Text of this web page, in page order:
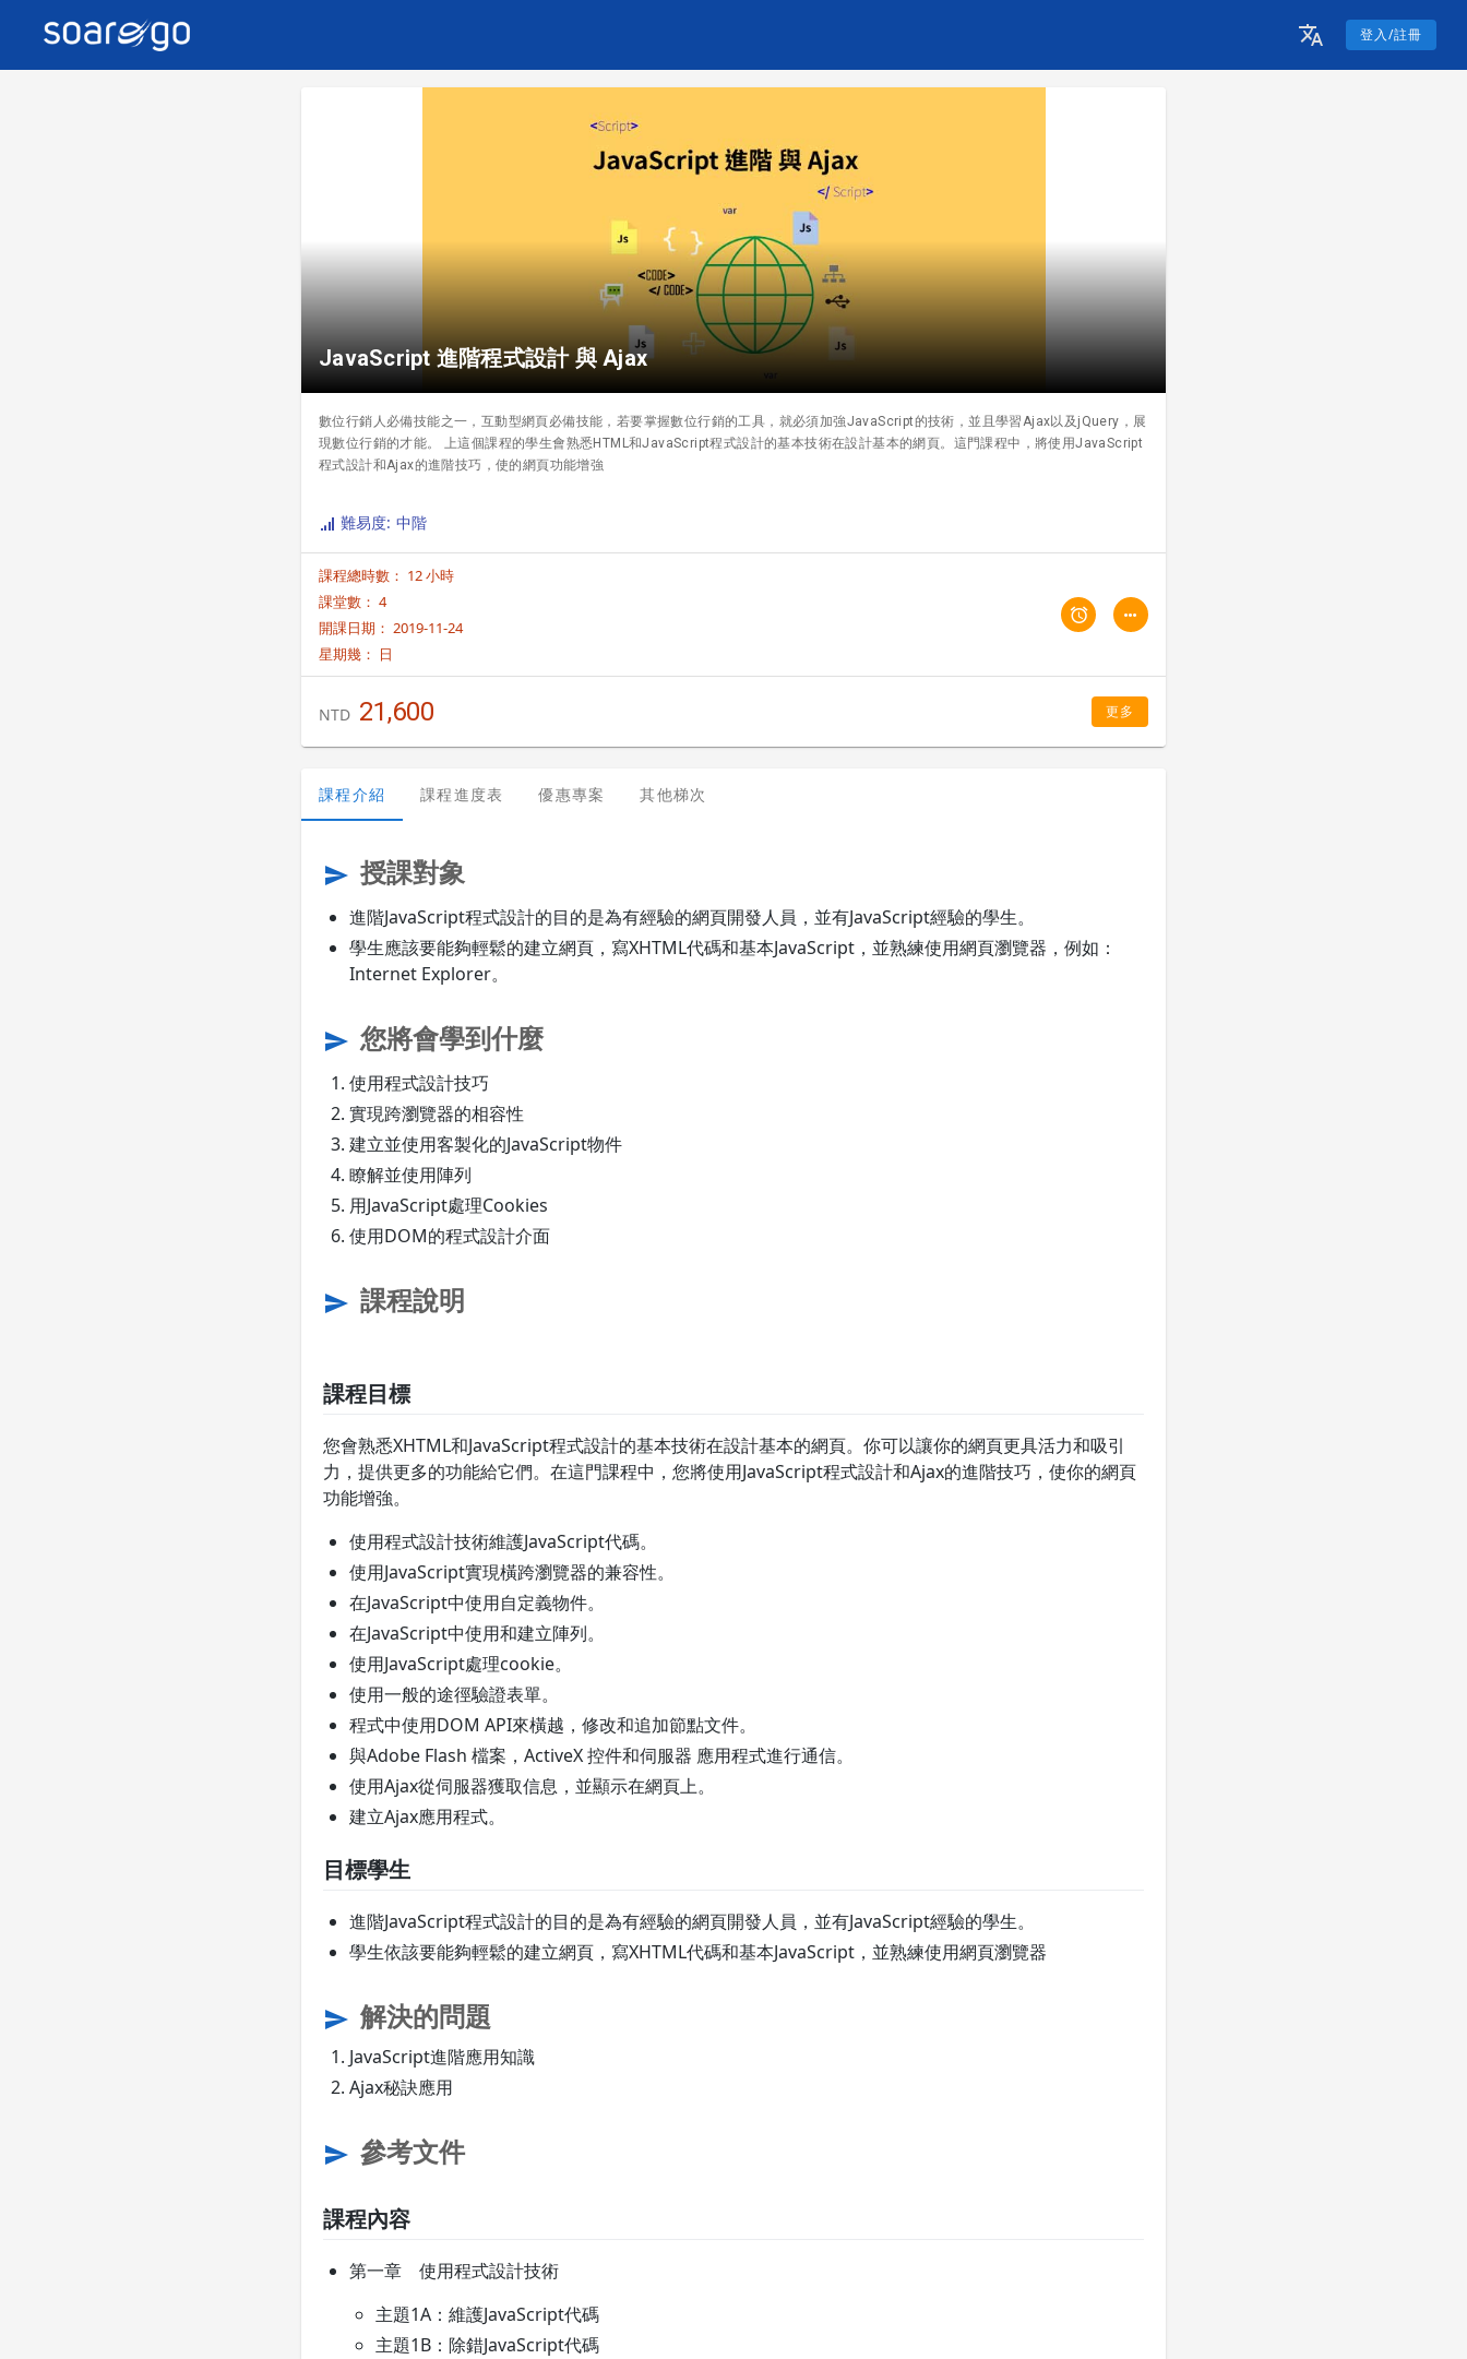
登入/註冊
JavaScript 進階程式設計 與 Ajax
數位行銷人必備技能之一，互動型網頁必備技能，若要掌握數位行銷的工具，就必須加強JavaScript的技術，並且學習Ajax以及jQuery，展
現數位行銷的才能。 上這個課程的學生會熟悉HTML和JavaScript程式設計的基本技術在設計基本的網頁。這門課程中，將使用JavaScript
程式設計和Ajax的進階技巧，使的網頁功能增強
難易度: 中階
課程總時數： 12 小時
課堂數： 4
開課日期： 2019-11-24
星期幾： 日
NTD 21,600 更多
課程介紹 課程進度表 優惠專案 其他梯次
send 授課對象
進階JavaScript程式設計的目的是為有經驗的網頁開發人員，並有JavaScript經驗的學生。
學生應該要能夠輕鬆的建立網頁，寫XHTML代碼和基本JavaScript，並熟練使用網頁瀏覽器，例如：
Internet Explorer。
send 您將會學到什麼
使用程式設計技巧
實現跨瀏覽器的相容性
建立並使用客製化的JavaScript物件
瞭解並使用陣列
用JavaScript處理Cookies
使用DOM的程式設計介面
send 課程說明
課程目標
您會熟悉XHTML和JavaScript程式設計的基本技術在設計基本的網頁。你可以讓你的網頁更具活力和吸引
力，提供更多的功能給它們。在這門課程中，您將使用JavaScript程式設計和Ajax的進階技巧，使你的網頁
功能增強。
使用程式設計技術維護JavaScript代碼。
使用JavaScript實現橫跨瀏覽器的兼容性。
在JavaScript中使用自定義物件。
在JavaScript中使用和建立陣列。
使用JavaScript處理cookie。
使用一般的途徑驗證表單。
程式中使用DOM API來橫越，修改和追加節點文件。
與Adobe Flash 檔案，ActiveX 控件和伺服器 應用程式進行通信。
使用Ajax從伺服器獲取信息，並顯示在網頁上。
建立Ajax應用程式。
目標學生
進階JavaScript程式設計的目的是為有經驗的網頁開發人員，並有JavaScript經驗的學生。
學生依該要能夠輕鬆的建立網頁，寫XHTML代碼和基本JavaScript，並熟練使用網頁瀏覽器
send 解決的問題
JavaScript進階應用知識
Ajax秘訣應用
send 參考文件
課程內容
第一章 使用程式設計技術
主題1A：維護JavaScript代碼
主題1B：除錯JavaScript代碼